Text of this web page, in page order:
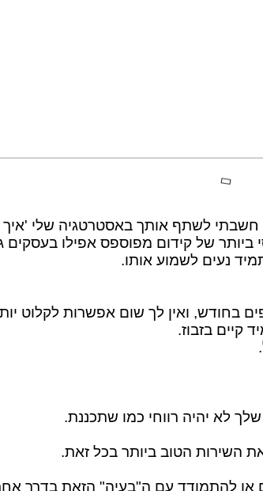
לשתף אותך באסטרטגיה שלי 'איך
ביותר של קידום מפוספס אפילו בעסקים
נעים לשמוע אותו.
השירות הטוב ביותר בכל זאת.
או להתמודד עם ה"בעיה" הזאת בדרך